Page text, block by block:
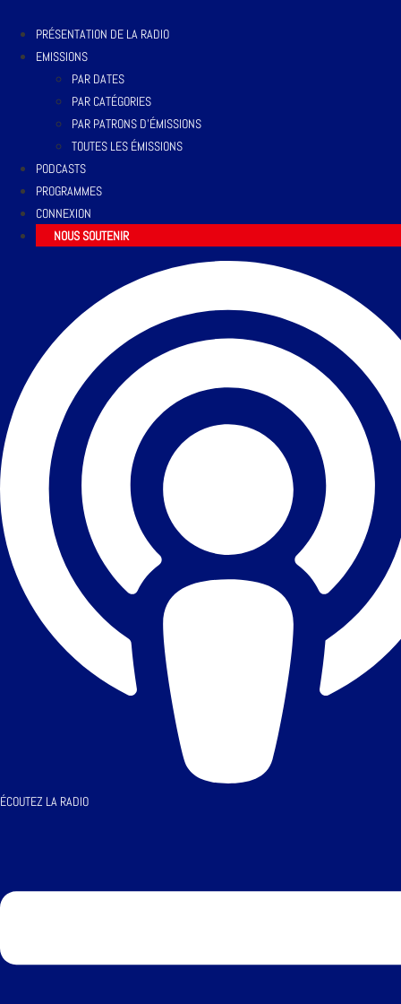
PRÉSENTATION DE LA RADIO
EMISSIONS
PAR DATES
PAR CATÉGORIES
PAR PATRONS D’ÉMISSIONS
TOUTES LES ÉMISSIONS
PODCASTS
PROGRAMMES
CONNEXION
NOUS SOUTENIR
ÉCOUTEZ LA RADIO